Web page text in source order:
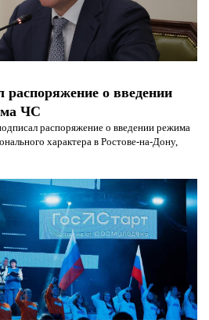
распоряжение о введении
ЧС
распоряжение о введении режима
характера в Ростове-на-Дону,
конфиденциальности и
конфиденциальности и